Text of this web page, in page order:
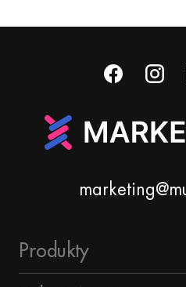
Produkty